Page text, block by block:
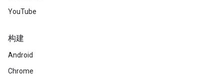
YouTube
构建
Android
Chrome